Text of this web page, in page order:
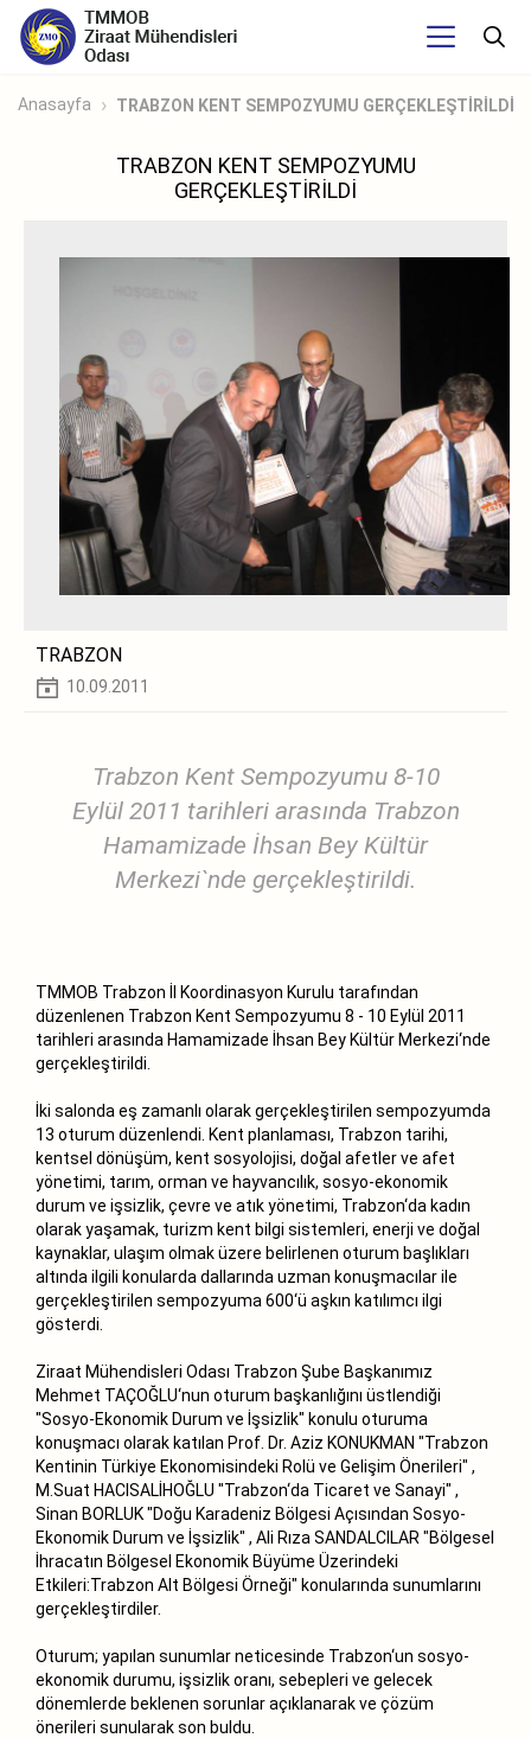
Anasayfa TRABZON KENT SEMPOZYUMU GERÇEKLEŞTİRİLDİ
TRABZON KENT SEMPOZYUMU
GERÇEKLEŞTİRİLDİ
TRABZON
10.09.2011
Trabzon Kent Sempozyumu 8-10
Eylül 2011 tarihleri arasında Trabzon
Hamamizade İhsan Bey Kültür
Merkezi`nde gerçekleştirildi.
TMMOB Trabzon İl Koordinasyon Kurulu tarafından
düzenlenen Trabzon Kent Sempozyumu 8 - 10 Eylül 2011
tarihleri arasında Hamamizade İhsan Bey Kültür Merkezi‘nde
gerçekleştirildi.
İki salonda eş zamanlı olarak gerçekleştirilen sempozyumda
13 oturum düzenlendi. Kent planlaması, Trabzon tarihi,
kentsel dönüşüm, kent sosyolojisi, doğal afetler ve afet
yönetimi, tarım, orman ve hayvancılık, sosyo-ekonomik
durum ve işsizlik, çevre ve atık yönetimi, Trabzon‘da kadın
olarak yaşamak, turizm kent bilgi sistemleri, enerji ve doğal
kaynaklar, ulaşım olmak üzere belirlenen oturum başlıkları
altında ilgili konularda dallarında uzman konuşmacılar ile
gerçekleştirilen sempozyuma 600‘ü aşkın katılımcı ilgi
gösterdi.
Ziraat Mühendisleri Odası Trabzon Şube Başkanımız
Mehmet TAÇOĞLU‘nun oturum başkanlığını üstlendiği
"Sosyo-Ekonomik Durum ve İşsizlik" konulu oturuma
konuşmacı olarak katılan Prof. Dr. Aziz KONUKMAN "Trabzon
Kentinin Türkiye Ekonomisindeki Rolü ve Gelişim Önerileri" ,
M.Suat HACISALİHOĞLU "Trabzon‘da Ticaret ve Sanayi" ,
Sinan BORLUK "Doğu Karadeniz Bölgesi Açısından Sosyo-
Ekonomik Durum ve İşsizlik" , Ali Rıza SANDALCILAR "Bölgesel
İhracatın Bölgesel Ekonomik Büyüme Üzerindeki
Etkileri:Trabzon Alt Bölgesi Örneği" konularında sunumlarını
gerçekleştirdiler.
Oturum; yapılan sunumlar neticesinde Trabzon‘un sosyo-
ekonomik durumu, işsizlik oranı, sebepleri ve gelecek
dönemlerde beklenen sorunlar açıklanarak ve çözüm
önerileri sunularak son buldu.